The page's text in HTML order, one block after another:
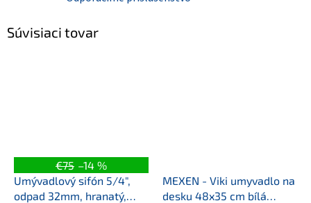
Súvisiaci tovar
€75 –14 %
Umývadlový sifón 5/4",
odpad 32mm, hranatý,
MEXEN - Viki umyvadlo na
desku 48x35 cm bílá